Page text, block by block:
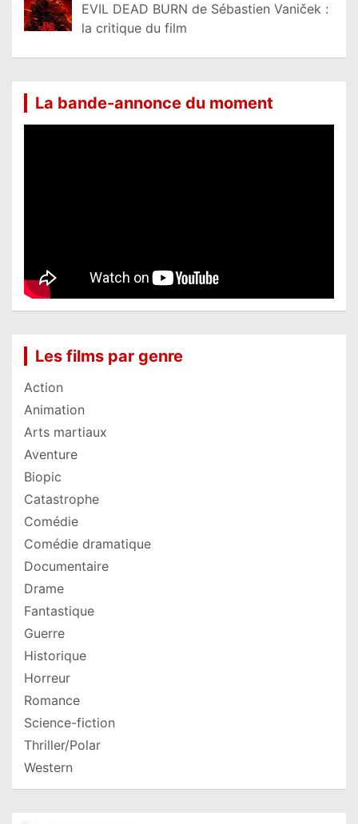
EVIL DEAD BURN de Sébastien Vaniček :
la critique du film
La bande-annonce du moment
Les films par genre
Action
Animation
Arts martiaux
Aventure
Biopic
Catastrophe
Comédie
Comédie dramatique
Documentaire
Drame
Fantastique
Guerre
Historique
Horreur
Romance
Science-fiction
Thriller/Polar
Western